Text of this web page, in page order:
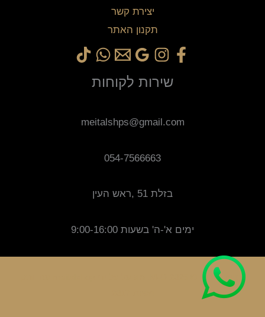
יצירת קשר
תקנון האתר
שירות לקוחות
meitalshps@gmail.com
054-7566663
בזלת 51 ,ראש העין
ימים א'-ה' בשעות 9:00-16:00